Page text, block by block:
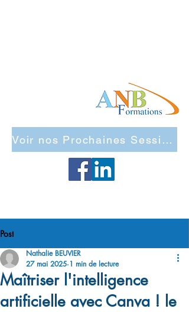
Voir nos Prochaines Sessions Inter Entreprises
Post
Maîtriser l'intelligence
artificielle avec Canva ! le
Nathalie BEUVIER
27 mai 2025 1 min de lecture